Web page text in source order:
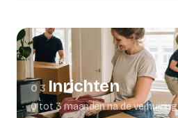
03 Inrichten
0 tot 3 maanden na de verhuizing